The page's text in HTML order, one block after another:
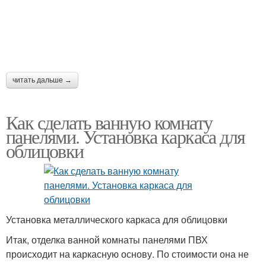
читать дальше →
Как сделать ванную комнату
панелями. Установка каркаса для
облицовки
Установка металлического каркаса для облицовки
Итак, отделка ванной комнаты панелями ПВХ
происходит на каркасную основу. По стоимости она не